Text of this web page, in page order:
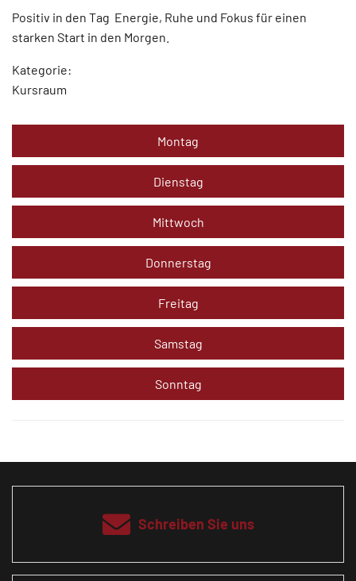
Positiv in den Tag  Energie, Ruhe und Fokus für einen
starken Start in den Morgen.
Kategorie:
Kursraum
Montag
Dienstag
Mittwoch
Donnerstag
Freitag
Samstag
Sonntag
Schreiben Sie uns